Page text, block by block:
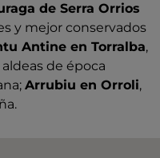
de Serra Orrios
y mejor conservados
Antine en Torralba,
de época
Arrubiu en Orroli,